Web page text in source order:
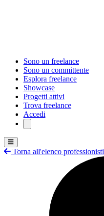
Sono un freelance
Sono un committente
Esplora freelance
Showcase
Progetti attivi
Trova freelance
Accedi
Torna all'elenco professionisti